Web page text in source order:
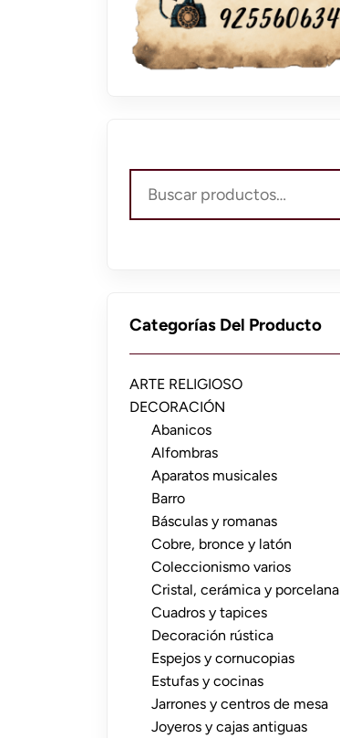
por:
Categorías Del Producto
ARTE RELIGIOSO
DECORACIÓN
Abanicos
Alfombras
Aparatos musicales
Barro
Básculas y romanas
Cobre, bronce y latón
Coleccionismo varios
Cristal, cerámica y porcelana
Cuadros y tapices
Decoración rústica
Espejos y cornucopias
Estufas y cocinas
Jarrones y centros de mesa
Joyeros y cajas antiguas